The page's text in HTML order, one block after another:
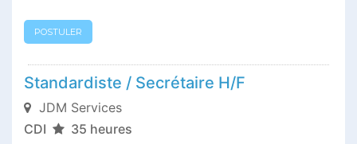
POSTULER
Standardiste / Secrétaire H/F
JDM Services
CDI
35 heures